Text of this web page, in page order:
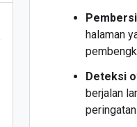
halaman
Deteksi
berjalan